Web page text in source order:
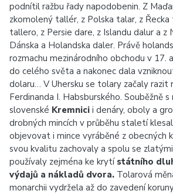
podnítil ražbu řady napodobenin. Z
zkomolený tallér, z Polska talar, z
tallero, z Persie dare, z Islandu dalur a z
Dánska a Holandska daler. Právě
rozmachu mezinárodního obchodu v 17.
do celého světa a nakonec dala
dolaru… V Uhersku se tolary začaly razit
Ferdinanda I. Habsburského. Souběžně
slovenské Kremnici i denáry, oboly a
drobných mincích v průběhu staletí
objevovat i mince vyráběné z obecných
svou kvalitu zachovaly a spolu se
používaly zejména ke krytí státního
výdajů a nákladů dvora. Tolarová
monarchii vydržela až do zavedení